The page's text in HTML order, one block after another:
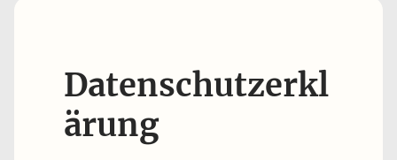
Datenschutzerkl
ärung